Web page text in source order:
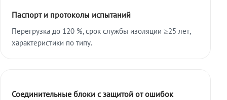
Паспорт и протоколы испытаний
Перегрузка до 120 %, срок службы изоляции ≥25 лет,
характеристики по типу.
Соединительные блоки с защитой от ошибок